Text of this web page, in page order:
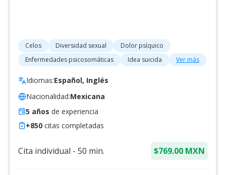
Celos Diversidad sexual
Dolor psíquico
Enfermedades psicosomáticas
Idea suicida Ver más
Idiomas:Español, Inglés
Nacionalidad:Mexicana
5 años de experiencia
+850 citas completadas
Cita individual - 50 min. $769.00 MXN